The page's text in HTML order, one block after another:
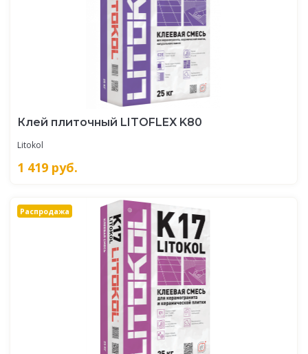
Клей плиточный LITOFLEX K80
Litokol
1 419 руб.
Распродажа